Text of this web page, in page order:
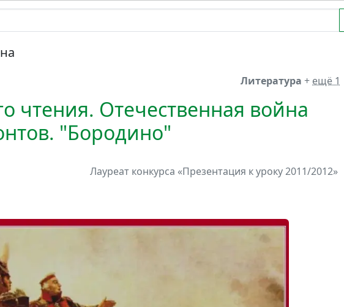
Литература + ещё 1
чтения. Отечественная война
"Бородино"
Лауреат конкурса «Презентация к уроку 2011/2012»